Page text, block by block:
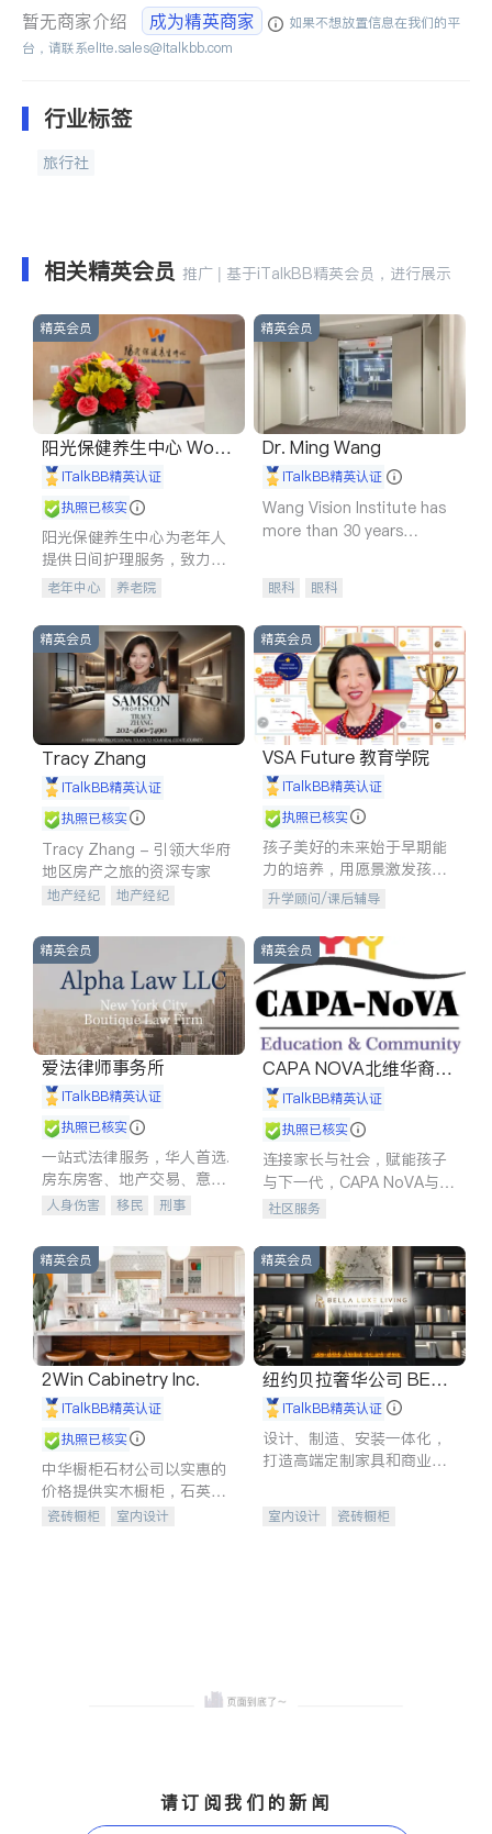
暂无商家介绍 成为精英商家
如果不想放置信息在我们的平
台，请联系elite.sales@italkbb.com
行业标签
旅行社
相关精英会员 推广 | 基于iTalkBB精英会员，进行展示
精英会员
阳光保健养生中心 World
shine
iTalkBB精英认证
执照已核实
阳光保健养生中心为老年人
提供日间护理服务，致力于
通过持续的护理创新来有效
老年中心 养老院
精英会员
Dr. Ming Wang
iTalkBB精英认证
Wang Vision Institute has
more than 30 years
眼科 眼科
精英会员
Tracy Zhang
iTalkBB精英认证
执照已核实
Tracy Zhang - 引领大华府
地区房产之旅的资深专家
地产经纪
地产经纪
商铺租售
精英会员
VSA Future 教育学院
iTalkBB精英认证
执照已核实
孩子美好的未来始于早期能
力的培养，用愿景激发孩子
的学习潜力和动力。理念：
拥有成长型心态是成功的基
石。
升学顾问/课后辅导
精英会员
爱法律师事务所
iTalkBB精英认证
执照已核实
一站式法律服务，华人首选.
房东房客、地产交易、意外
伤害、车祸重伤、商业诉
建筑合同、刑事案件全包办
人身伤害 移民
刑事
信托/遗嘱
商业
商标注册
索赔
律师-其它 保释
精英会员
CAPA NOVA北维华裔家
长会iTalkBB精英认证
执照已核实
连接家长与社会，赋能孩子
与下一代，CAPA NoVA与您
携手建设包容、公平、充满
社区服务
精英会员
2Win Cabinetry Inc.
iTalkBB精英认证
执照已核实
中华橱柜石材公司以实惠的
价格提供实木橱柜，石英石
台面，多种优质不锈钢水
瓷砖橱柜
室内设计
精英会员
纽约贝拉奢华公司 BELL
A LUXE
iTalkBB精英认证
设计、制造、安装一体化，
打造高端定制家具和商业空
室内设计
瓷砖橱柜
请订阅我们的新闻